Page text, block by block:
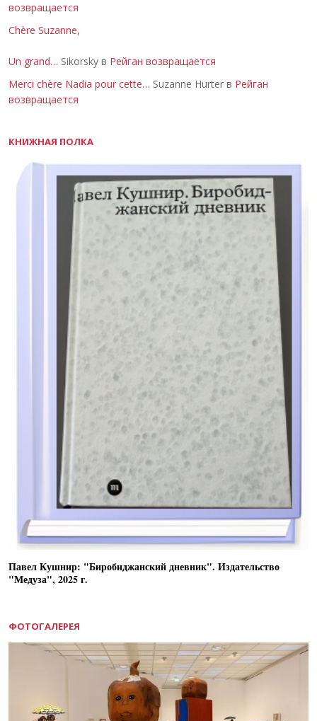
возвращается
Chère Suzanne,
Un grand… Sikorsky в Рейган возвращается
Merci chère Nadia pour cette… Suzanne Hurter в Рейган
возвращается
КНИЖНАЯ ПОЛКА
Павел Кушнир: "Биробиджанский дневник". Издательство
"Медуза", 2025 г.
ФОТОГАЛЕРЕЯ